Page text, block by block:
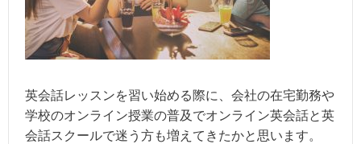
英会話レッスンを習い始める際に、会社の在宅勤務や
学校のオンライン授業の普及でオンライン英会話と英
会話スクールで迷う方も増えてきたかと思います。